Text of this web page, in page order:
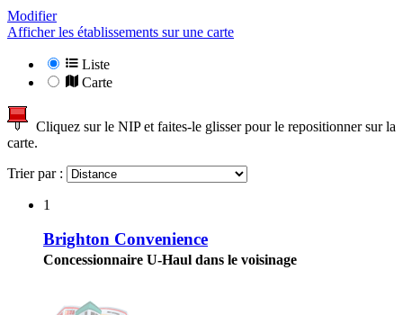
Modifier
Afficher les établissements sur une carte
Liste
Carte
Cliquez sur le NIP et faites-le glisser pour le repositionner sur la
carte.
Trier par :
1
Brighton Convenience
Concessionnaire U-Haul dans le voisinage